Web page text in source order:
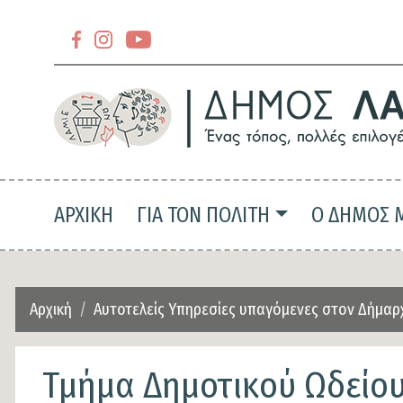
Section
header-
slider-
top
Section
header-
top-
Main navigation
ΑΡΧΙΚΗ ΓΙΑ ΤΟΝ ΠΟΛΙΤΗ Ο ΔΗΜΟΣ
Αρχική Αυτοτελείς Υπηρεσίες υπαγόμενες στον
Τμήμα Δημοτικού